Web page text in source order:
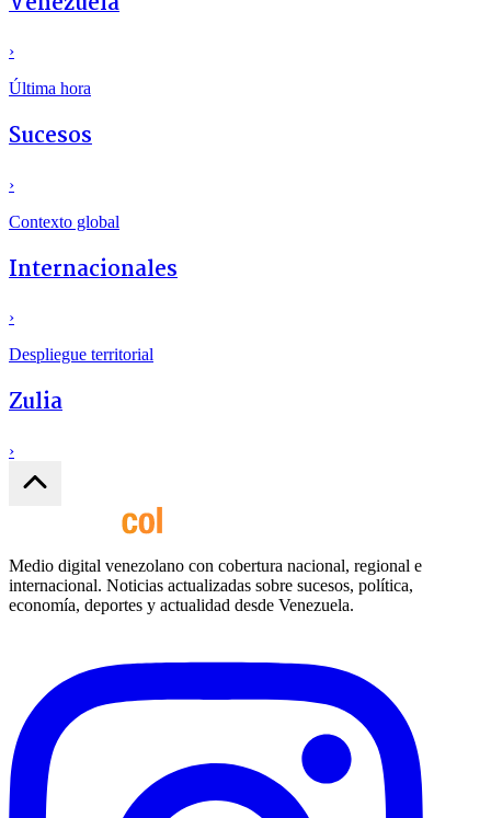
›
Última hora
Sucesos
›
Contexto global
Internacionales
›
Despliegue territorial
Zulia
›
Medio digital venezolano con cobertura nacional, regional e
internacional. Noticias actualizadas sobre sucesos, política,
economía, deportes y actualidad desde Venezuela.